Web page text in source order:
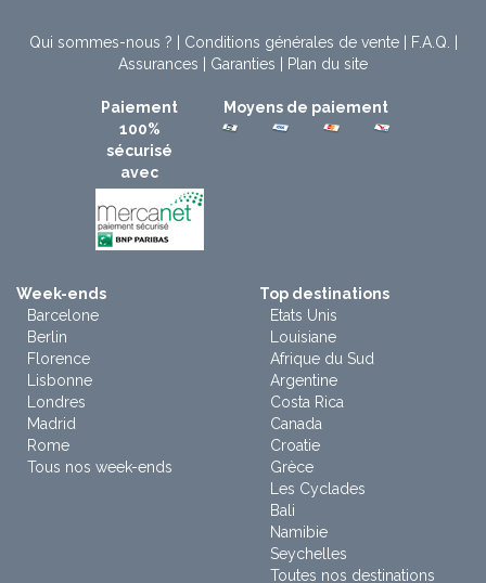
Qui sommes-nous ? Conditions générales de vente| F.A.Q.
Assurances
Garanties Plan du site
Paiement
100%
sécurisé
avec
Moyens de paiement
Week-ends
Barcelone
Berlin
Florence
Lisbonne
Londres
Madrid
Rome
Tous nos week-ends
Top destinations
Etats Unis
Louisiane
Afrique du Sud
Argentine
Costa Rica
Canada
Croatie
Grèce
Les Cyclades
Bali
Namibie
Seychelles
Toutes nos destinations